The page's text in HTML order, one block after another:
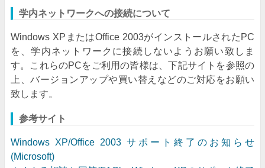
学内ネットワークへの接続について
Windows XPまたはOffice 2003がインストールされたPC
を、学内ネットワークに接続しないようお願い致しま
す。これらのPCをご利用の皆様は、下記サイトを参照の
上、バージョンアップや買い替えなどのご対応をお願い
致します。
参考サイト
Windows XP/Office 2003 サポート終了のお知らせ
(Microsoft)